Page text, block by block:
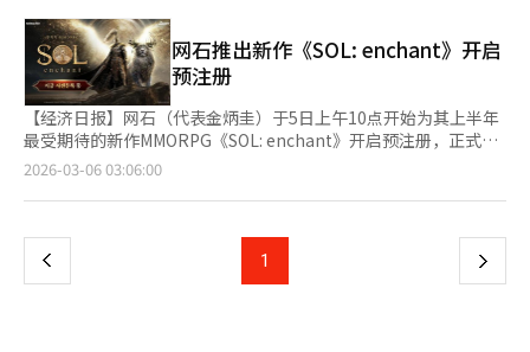
在实现符合全球主机和PC用户偏好的游戏性。 在多人内容中，既
有合作也有竞争的元素。玩家可以通过组队进行Boss内容的攻
略，并引入了基于战斗贡献度的MVP系统。 网石将在PC预发布的
同时，推出多种上线活动。玩家可以通过签到活动和等级达成活动
获得稀有等级的野人服装、驯鹿坐骑和传奇遗物选择箱等游戏道
具。 近期，网石加强了多平台和全球市场的战略，《权力的游
戏：国王之路》被视为未来业绩的关键新作。特别是结合全球知名
度高的IP与动作角色扮演游戏类型，预计将吸引全球用户。 网石
而不仅仅是运气。”他还提到：“目前正全力以赴准备在韩国、台
湾、日本、泰国等亚洲地区的发布。”※ 本报道经人工智能（AI）
系统翻译与编辑。
了生存策略。由于国内职业棒球在线转播权被独占，SOOP无法直
接播放比赛画面，因此推出了以口述为主的实时图解直播服务。新
推出的图解直播提供详细的比赛数据，如比分板、投打信息和阵容
等，界面直观，主播可根据节目风格和观众兴趣自由定制。观众即
使没有比赛画面，也能享受数据流和主播解说结合的沉浸式音频体
育节目。这种口述直播趋势不仅在春训中流行，还延续到国际赛
事，推动了棒球内容的持续热潮。在全球媒体环境中，转播权费用
高昂，SOOP成功推出了无需大量资本投入的高效商业模式。业内
专家认为，SOOP的策略将在2026年常规赛中继续产生强大影响。
将与平台内的主播粉丝团结合，形成更强的凝聚力。※ 本报道经
人工智能（AI）系统翻译与编辑。
电竞线下活动的新纪元。今年，T1将进一步扩大规模和内容。此
次活动是T1在2026年计划的两次主场活动中的第一次。活动亮点
包括延长活动时间和多样化内容。24日周五将举办“Eve
Festa”前夜祭，包含艺术家表演和啦啦队节目。25日和26日将分
别对阵韩进Brion和BNK PX，进行LCK和LCK CL比赛。这是T1首
次在周末连续两天在主场进行官方比赛。业内分析认为，T1的主
场扩展是解决电竞行业长期亏损的关键。虽然电竞的在线观众数据
庞大，但难以直接转化为俱乐部收入。然而，在可容纳超过1.5万
人的大型场馆举办为期三天的活动，不仅能带来可观的票房收入，
的“主场”模式移植到电竞中。全球品牌的热情关注也证明了这一
点。全球音乐平台Spotify继去年后，今年再次成为主要赞助商，
网石推出新作《SOL: enchant》开启
预注册
【经济日报】网石（代表金炳圭）于5日上午10点开始为其上半年
最受期待的新作MMORPG《SOL: enchant》开启预注册，正式进
入发布倒计时。该游戏由被誉为韩国MMORPG传奇的《天堂M》核
应用市场开放了预注册通道。值得注意的是，注册用户将获得“1
水”和“无限体力恢复剂”等初期必备道具。《SOL: enchant》
是Alt9的技术与网石的发行能力结合的项目。Alt9由金孝洙PD领
2026-03-06 03:06:00
上
页
1 下